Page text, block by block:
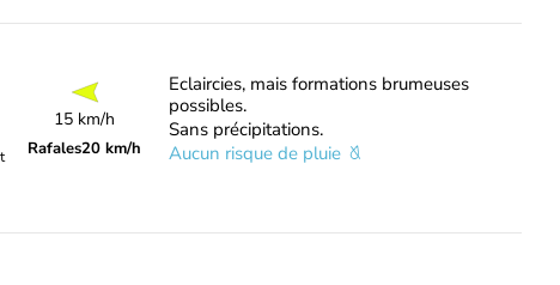
15 km/h
Rafales20 km/h
Eclaircies, mais formations brumeuses
possibles.
Sans précipitations.
Aucun risque de pluie